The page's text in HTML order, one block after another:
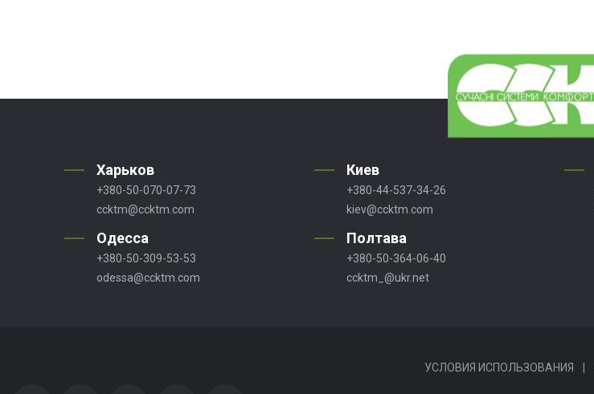
Харьков
+380-50-070-07-73
ccktm@ccktm.com
Киев
+380-44-537-34-26
kiev@ccktm.com
Одесса
+380-50-309-53-53
odessa@ccktm.com
Полтава
+380-50-364-06-40
ccktm_@ukr.net
УСЛОВИЯ ИСПОЛЬЗОВАНИЯ